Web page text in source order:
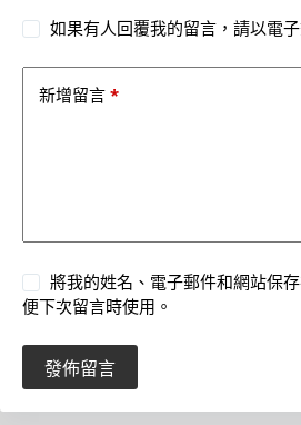
如果有人回覆我的留言，請以電
新增留言 *
將我的姓名、電子郵件和網站保
便下次留言時使用。
發佈留言